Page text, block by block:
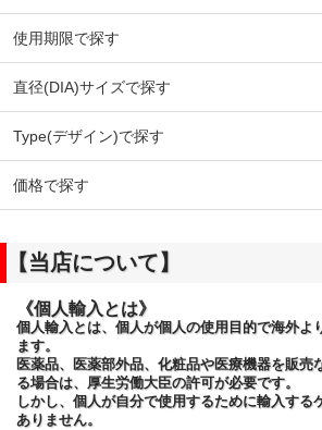
使用期限で探す
直径(DIA)サイズで探す
Type(デザイン)で探す
価格で探す
【当店について】
《個人輸入とは》
個人輸入とは、個人が個人の使用目的で海外よ
ます。
医薬品、医薬部外品、化粧品や医療機器を販売
る場合は、厚生労働大臣の許可が必要です。
しかし、個人が自分で使用するために輸入する
ありません。